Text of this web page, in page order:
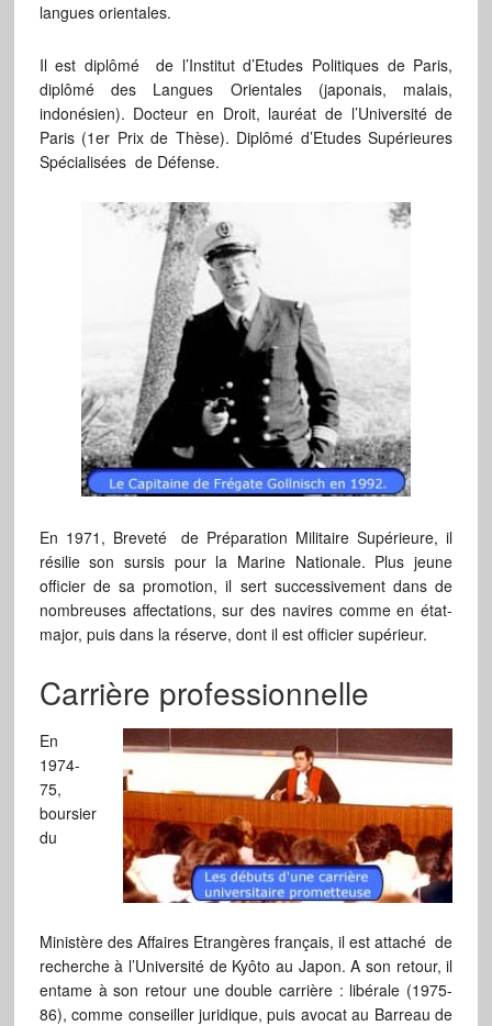
langues orientales.
Il est diplômé de l’Institut d’Etudes Politiques de Paris,
diplômé des Langues Orientales (japonais, malais,
indonésien). Docteur en Droit, lauréat de l’Université de
Paris (1er Prix de Thèse). Diplômé d’Etudes Supérieures
Spécialisées de Défense.
En 1971, Breveté de Préparation Militaire Supérieure, il
résilie son sursis pour la Marine Nationale. Plus jeune
officier de sa promotion, il sert successivement dans de
nombreuses affectations, sur des navires comme en état-
major, puis dans la réserve, dont il est officier supérieur.
Carrière professionnelle
En
1974-
75,
boursier
du
Ministère des Affaires Etrangères français, il est attaché de
recherche à l’Université de Kyôto au Japon. A son retour, il
entame à son retour une double carrière : libérale (1975-
86), comme conseiller juridique, puis avocat au Barreau de